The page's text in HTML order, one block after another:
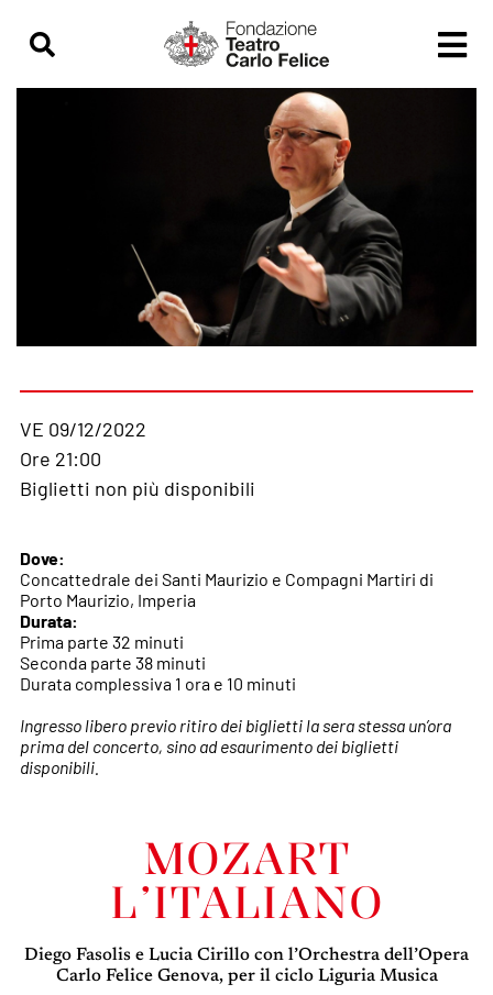
VE 09/12/2022
Ore 21:00
Biglietti non più disponibili
Dove:
Concattedrale dei Santi Maurizio e Compagni Martiri di
Porto Maurizio, Imperia
Durata:
Prima parte 32 minuti
Seconda parte 38 minuti
Durata complessiva 1 ora e 10 minuti
Ingresso libero previo ritiro dei biglietti la sera stessa un’ora
prima del concerto, sino ad esaurimento dei biglietti
disponibili.
MOZART
L’ITALIANO
Diego Fasolis e Lucia Cirillo con l’Orchestra dell’Opera
Carlo Felice Genova, per il ciclo Liguria Musica